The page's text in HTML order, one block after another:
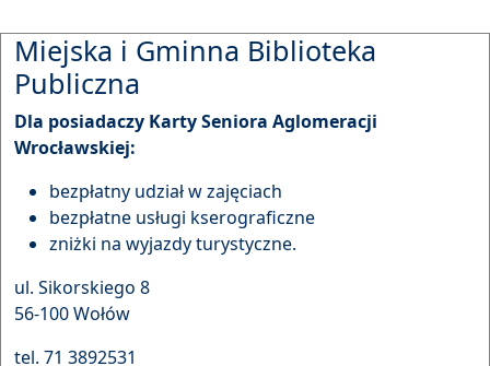
Miejska i Gminna Biblioteka
Publiczna
Dla posiadaczy Karty Seniora Aglomeracji
Wrocławskiej:
bezpłatny udział w zajęciach
bezpłatne usługi kserograficzne
zniżki na wyjazdy turystyczne.
ul. Sikorskiego 8
56-100 Wołów
tel. 71 3892531